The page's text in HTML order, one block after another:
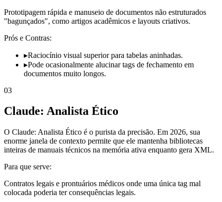
Prototipagem rápida e manuseio de documentos não estruturados
"bagunçados", como artigos acadêmicos e layouts criativos.
Prós e Contras:
▸Raciocínio visual superior para tabelas aninhadas.
▸Pode ocasionalmente alucinar tags de fechamento em
documentos muito longos.
03
Claude: Analista Ético
O Claude: Analista Ético é o purista da precisão. Em 2026, sua
enorme janela de contexto permite que ele mantenha bibliotecas
inteiras de manuais técnicos na memória ativa enquanto gera XML.
Para que serve:
Contratos legais e prontuários médicos onde uma única tag mal
colocada poderia ter consequências legais.